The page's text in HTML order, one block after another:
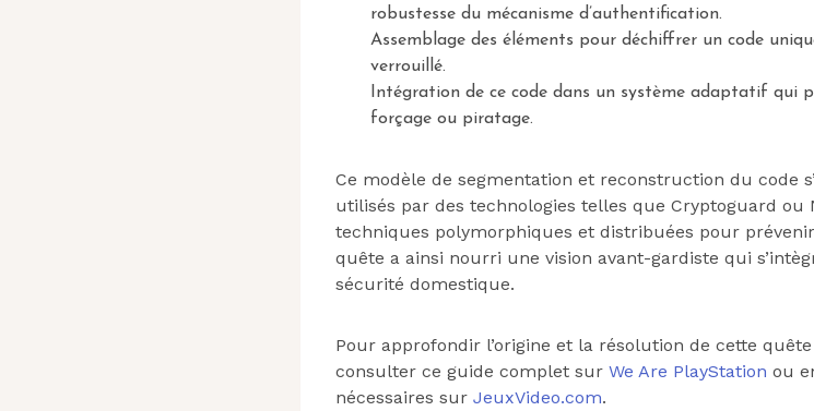
robustesse du mécanisme d’authentification.
Assemblage des éléments pour déchiffrer un code
verrouillé.
Intégration de ce code dans un système adaptatif
forçage ou piratage.
Ce modèle de segmentation et reconstruction du code
utilisés par des technologies telles que Cryptoguard ou
techniques polymorphiques et distribuées pour
quête a ainsi nourri une vision avant-gardiste qui
sécurité domestique.
Pour approfondir l’origine et la résolution de cette
consulter ce guide complet sur We Are PlayStation ou
nécessaires sur JeuxVideo.com.